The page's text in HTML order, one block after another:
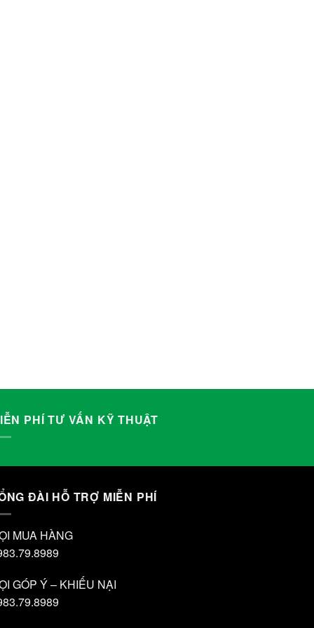
PHÍ TƯ VẤN KỸ THUẬT
ĐÀI HỖ TRỢ MIỄN PHÍ
MUA HÀNG
GÓP Ý – KHIẾU NẠI